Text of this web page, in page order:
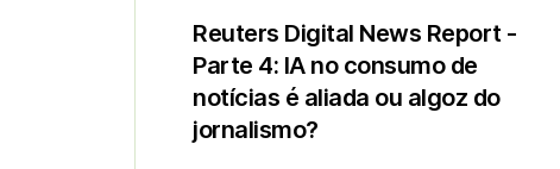
Reuters Digital News Report -
Parte 4: IA no consumo de
notícias é aliada ou algoz do
jornalismo?